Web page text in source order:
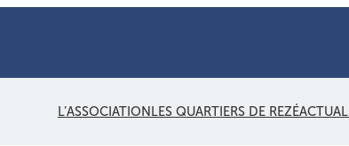
L’ASSOCIATIONLES QUARTIERS DE REZÉ